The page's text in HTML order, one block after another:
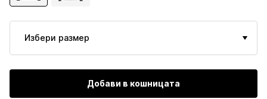
Избери размер
Добави в кошницата